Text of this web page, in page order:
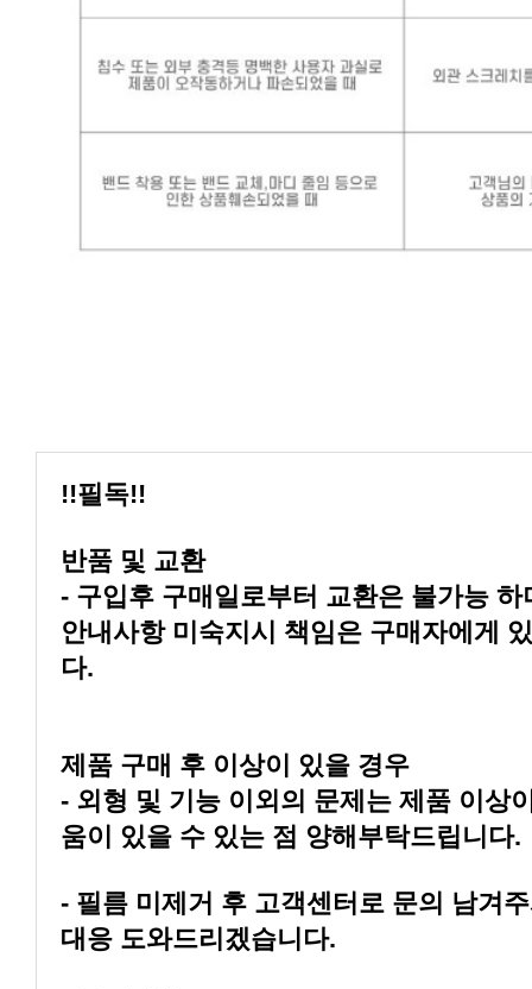
!!필독!!
반품 및 교환
다.
제품 구매 후 이상이 있을 경우
움이 있을 수 있는 점 양해부탁드립니다.
대응 도와드리겠습니다.